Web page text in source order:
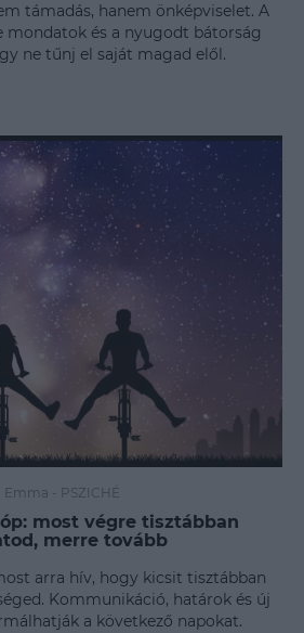
támadás, hanem önképviselet. A
mondatok és a nyugodt bátorság
ne tűnj el saját magad elől.
Emma - PSZICHÉ
most végre tisztábban
merre tovább
arra hív, hogy kicsit tisztábban
Kommunikáció, határok és új
a következő napokat.